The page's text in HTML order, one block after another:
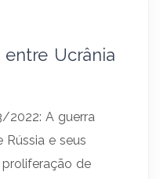
entre Ucrânia
2022: A guerra
Rússia e seus
de